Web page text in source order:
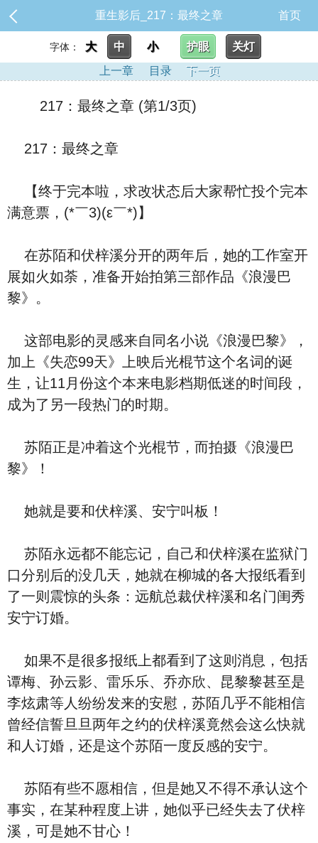
重生影后_217：最终之章 首页
字体： 大 中 小 护眼
关灯
上一章
目录 下一页
217：最终之章 (第1/3页)
217：最终之章
【终于完本啦，求改状态后大家帮忙投个完本
满意票，(*￣3)(ε￣*)】
在苏陌和伏梓溪分开的两年后，她的工作室开
展如火如荼，准备开始拍第三部作品《浪漫巴
黎》。
这部电影的灵感来自同名小说《浪漫巴黎》，
加上《失恋99天》上映后光棍节这个名词的诞
生，让11月份这个本来电影档期低迷的时间段，
成为了另一段热门的时期。
苏陌正是冲着这个光棍节，而拍摄《浪漫巴
黎》！
她就是要和伏梓溪、安宁叫板！
苏陌永远都不能忘记，自己和伏梓溪在监狱门
口分别后的没几天，她就在柳城的各大报纸看到
了一则震惊的头条：远航总裁伏梓溪和名门闺秀
安宁订婚。
如果不是很多报纸上都看到了这则消息，包括
谭梅、孙云影、雷乐乐、乔亦欣、昆黎黎甚至是
李炫肃等人纷纷发来的安慰，苏陌几乎不能相信
曾经信誓旦旦两年之约的伏梓溪竟然会这么快就
和人订婚，还是这个苏陌一度反感的安宁。
苏陌有些不愿相信，但是她又不得不承认这个
事实，在某种程度上讲，她似乎已经失去了伏梓
溪，可是她不甘心！